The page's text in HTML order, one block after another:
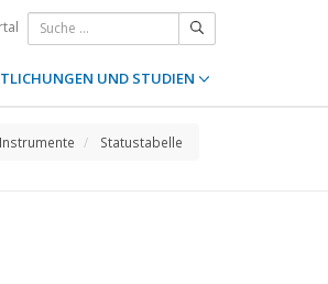
UND STUDIEN
Statustabelle